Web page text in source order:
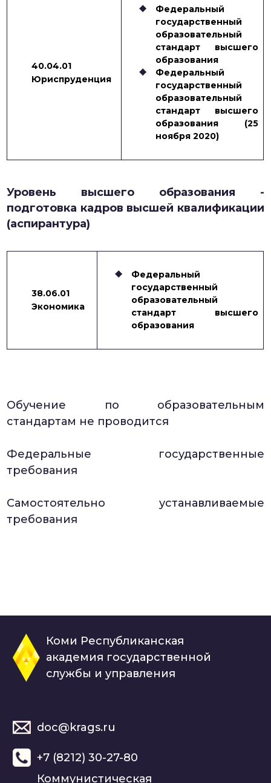
40.04.01
Юриспруденция
Федеральный
государственный
образовательный
стандарт высшего
образования
Федеральный
государственный
образовательный
стандарт высшего
образования (25
ноября 2020)
Уровень высшего образования -
подготовка кадров высшей квалификации
(аспирантура)
38.06.01
Экономика
Федеральный
государственный
образовательный
стандарт высшего
образования
Обучение по образовательным
стандартам не проводится
Федеральные государственные
требования
Самостоятельно устанавливаемые
требования
Коми Республиканская
академия государственной
службы и управления
doc@krags.ru
+7 (8212) 30-27-80
Коммунистическая